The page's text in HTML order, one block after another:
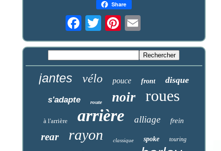
Share
jantes vélo pouce front disque
s'adapte route noir roues
à l'arrière arrière alliage frein
rear rayon classique spoke touring